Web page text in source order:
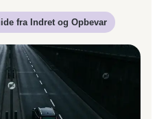
fra Indret og Opbevar